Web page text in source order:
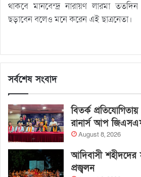
থাকবে মানবেন্দ্র নারায়ণ লারমা
ছড়াবেন বলেও মনে করেন এই ছাত্রনেতা।
সর্বশেষ সংবাদ
বিতর্ক
রানার্স আপ
August 8, 2026
আদিবাসী শহীদদের
প্রজ্বলন